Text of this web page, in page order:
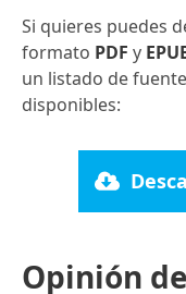
Si quieres puedes
formato PDF y
un listado de
disponibles:
Opinión